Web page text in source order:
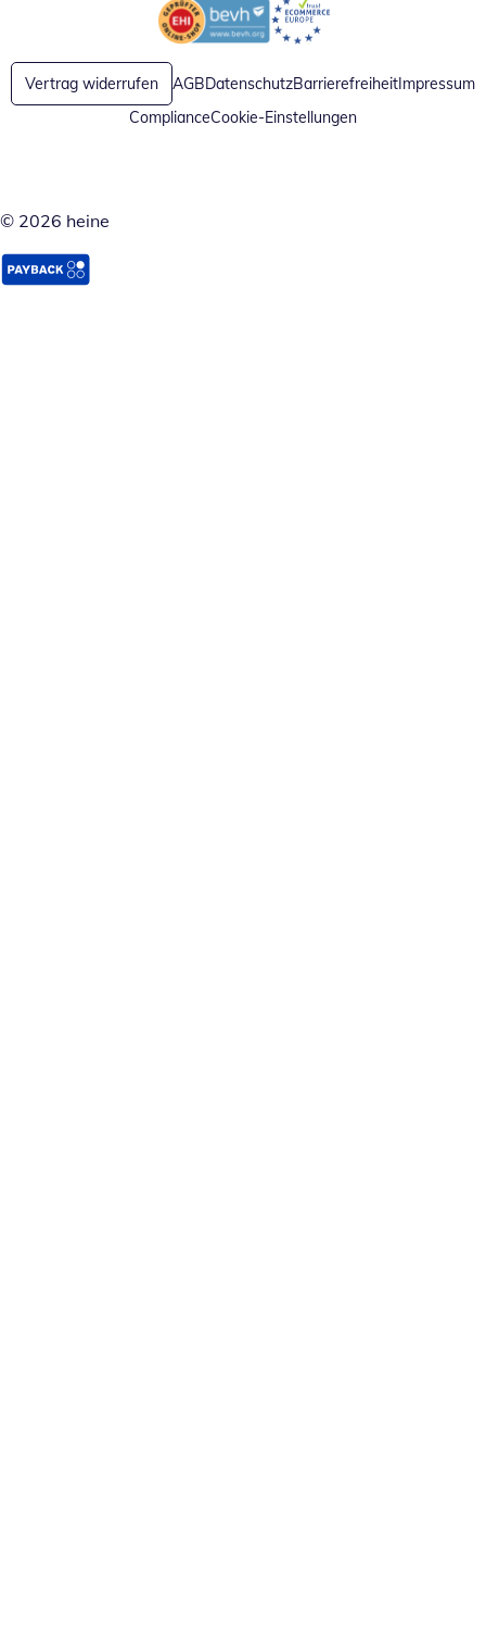
Öffnet in neuem FensterÖffnet in neuem Fenster
Vertrag widerrufen AGBDatenschutzBarrierefreiheitImpressum
ComplianceCookie-Einstellungen
© 2026 heine